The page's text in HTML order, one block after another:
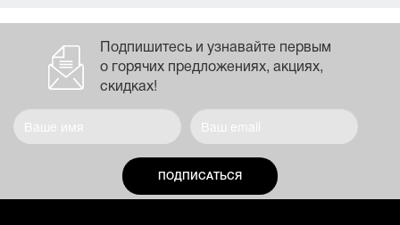
Подпишитесь и узнавайте первым
о горячих предложениях, акциях,
скидках!
ПОДПИСАТЬСЯ